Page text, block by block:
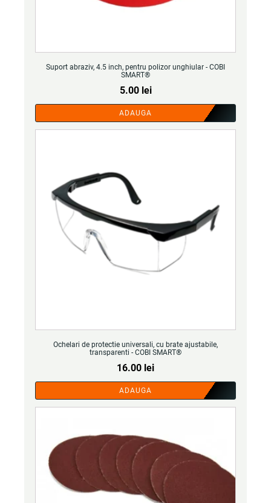
Suport abraziv, 4.5 inch, pentru polizor unghiular - COBI
SMART®
5.00 lei
ADAUGA
Ochelari de protectie universali, cu brate ajustabile,
transparenti - COBI SMART®
16.00 lei
ADAUGA